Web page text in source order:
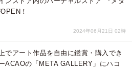
！
2024年06月21日 02時
でアート作品を自由に鑑賞・購入でき
ACAOの「META GALLERY」にハコ